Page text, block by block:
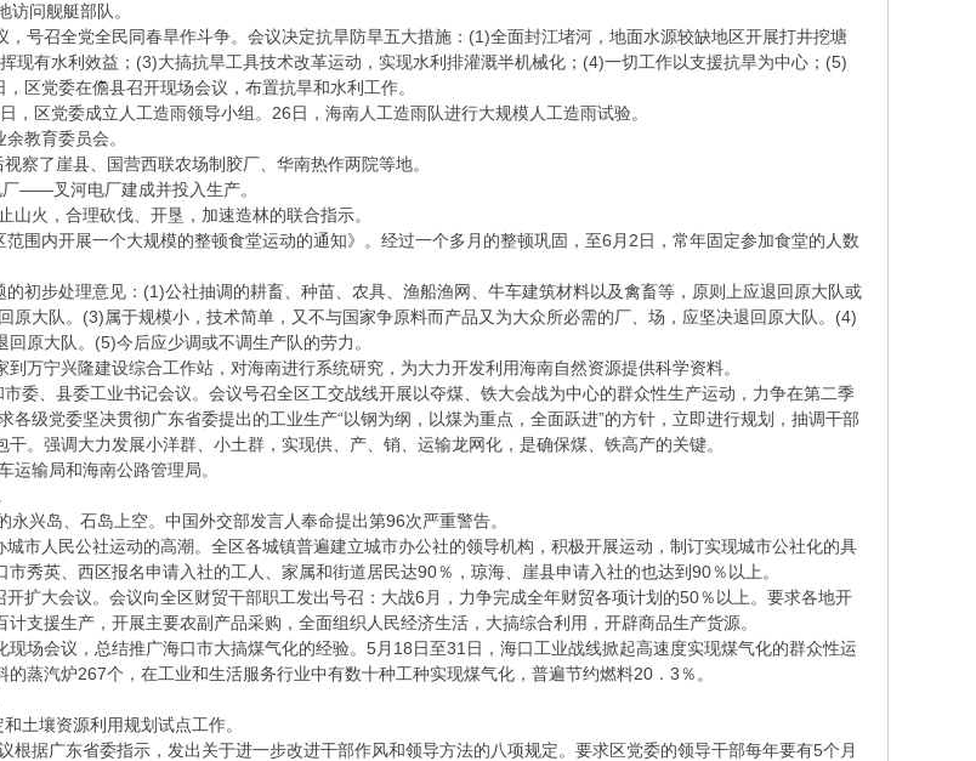
问舰艇部队。
号召全党全民同春旱作斗争。会议决定抗旱防旱五大措施：(1)全面封江堵河，地面水源较缺地区开展打井挖塘
现有水利效益；(3)大搞抗旱工具技术改革运动，实现水利排灌溉半机械化；(4)一切工作以支援抗旱为中心；(5)
区党委在儋县召开现场会议，布置抗旱和水利工作。
区党委成立人工造雨领导小组。26日，海南人工造雨队进行大规模人工造雨试验。
教育委员会。
察了崖县、国营西联农场制胶厂、华南热作两院等地。
——叉河电厂建成并投入生产。
火，合理砍伐、开垦，加速造林的联合指示。
围内开展一个大规模的整顿食堂运动的通知》。经过一个多月的整顿巩固，至6月2日，常年固定参加食堂的人数
初步处理意见：(1)公社抽调的耕畜、种苗、农具、渔船渔网、牛车建筑材料以及禽畜等，原则上应退回原大队或
原大队。(3)属于规模小，技术简单，又不与国家争原料而产品又为大众所必需的厂、场，应坚决退回原大队。(4)
原大队。(5)今后应少调或不调生产队的劳力。
万宁兴隆建设综合工作站，对海南进行系统研究，为大力开发利用海南自然资源提供科学资料。
委、县委工业书记会议。会议号召全区工交战线开展以夺煤、铁大会战为中心的群众性生产运动，力争在第二季
各级党委坚决贯彻广东省委提出的工业生产“以钢为纲，以煤为重点，全面跃进”的方针，立即进行规划，抽调干部
。强调大力发展小洋群、小土群，实现供、产、销、运输龙网化，是确保煤、铁高产的关键。
输局和海南公路管理局。
兴岛、石岛上空。中国外交部发言人奉命提出第96次严重警告。
市人民公社运动的高潮。全区各城镇普遍建立城市办公社的领导机构，积极开展运动，制订实现城市公社化的具
秀英、西区报名申请入社的工人、家属和街道居民达90％，琼海、崖县申请入社的也达到90％以上。
扩大会议。会议向全区财贸干部职工发出号召：大战6月，力争完成全年财贸各项计划的50％以上。要求各地开
支援生产，开展主要农副产品采购，全面组织人民经济生活，大搞综合利用，开辟商品生产货源。
场会议，总结推广海口市大搞煤气化的经验。5月18日至31日，海口工业战线掀起高速度实现煤气化的群众性运
蒸汽炉267个，在工业和生活服务行业中有数十种工种实现煤气化，普遍节约燃料20．3％。
土壤资源利用规划试点工作。
据广东省委指示，发出关于进一步改进干部作风和领导方法的八项规定。要求区党委的领导干部每年要有5个月